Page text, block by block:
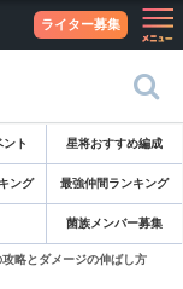
ライター募集
ト 星将おすすめ編成
ング 最強仲間ランキング
菌族メンバー募集
略とダメージの伸ばし方